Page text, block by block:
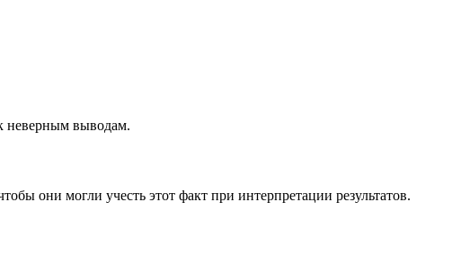
к неверным выводам.
они могли учесть этот факт при интерпретации результатов.